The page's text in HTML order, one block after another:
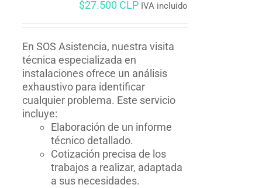
$27.500 CLP IVA incluido
En SOS Asistencia, nuestra visita
técnica especializada en
instalaciones ofrece un análisis
exhaustivo para identificar
cualquier problema. Este servicio
incluye:
Elaboración de un informe
técnico detallado.
Cotización precisa de los
trabajos a realizar, adaptada
a sus necesidades.